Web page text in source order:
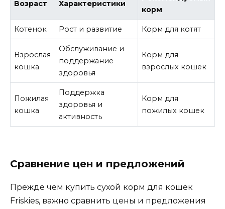
Возраст Характеристики
корм
Котенок Рост и развитие Корм для котят
Взрослая
кошка
Обслуживание и
поддержание
здоровья
Корм для
взрослых кошек
Пожилая
кошка
Поддержка
здоровья и
активность
Корм для
пожилых кошек
Сравнение цен и предложений
Прежде чем купить сухой корм для кошек
Friskies, важно сравнить цены и предложения